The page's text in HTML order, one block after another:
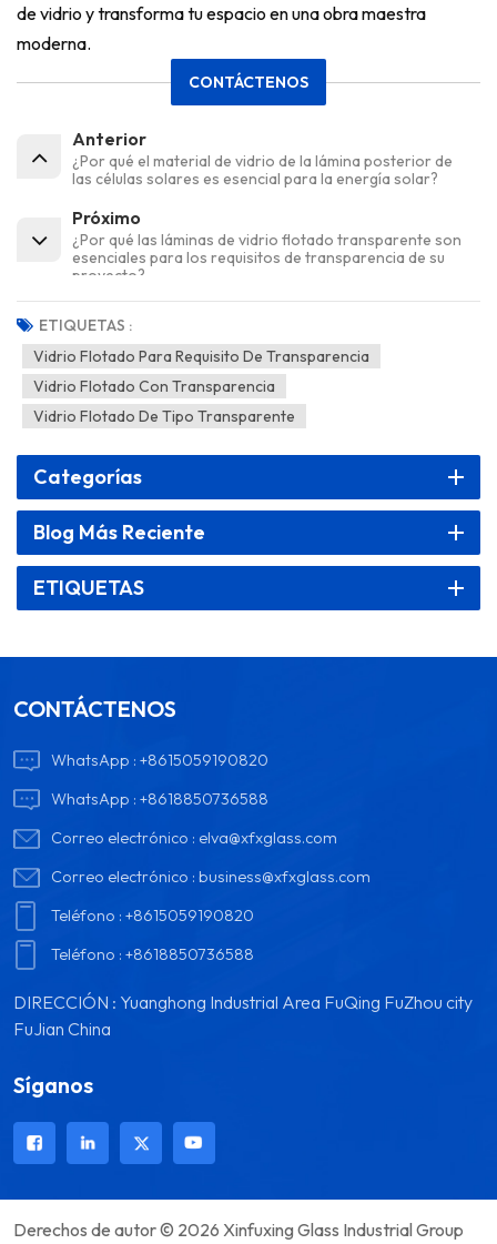
de vidrio y transforma tu espacio en una obra maestra
moderna.
CONTÁCTENOS
Anterior
¿Por qué el material de vidrio de la lámina posterior de
las células solares es esencial para la energía solar?
Próximo
¿Por qué las láminas de vidrio flotado transparente son
esenciales para los requisitos de transparencia de su
proyecto?
ETIQUETAS :
Vidrio Flotado Para Requisito De Transparencia
Vidrio Flotado Con Transparencia
Vidrio Flotado De Tipo Transparente
Categorías
Blog Más Reciente
ETIQUETAS
CONTÁCTENOS
WhatsApp :+8615059190820
WhatsApp :+8618850736588
Correo electrónico : elva@xfxglass.com
Correo electrónico :business@xfxglass.com
Teléfono :+8615059190820
Teléfono :+8618850736588
DIRECCIÓN : Yuanghong Industrial Area FuQing FuZhou city
FuJian China
Síganos
Derechos de autor © 2026 Xinfuxing Glass Industrial Group